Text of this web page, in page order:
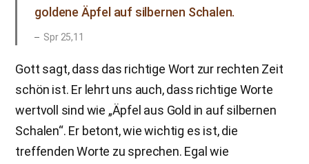
goldene Äpfel auf silbernen Schalen.
Spr 25,11
Gott sagt, dass das richtige Wort zur rechten Zeit
schön ist. Er lehrt uns auch, dass richtige Worte
wertvoll sind wie „Äpfel aus Gold in auf silbernen
Schalen“. Er betont, wie wichtig es ist, die
treffenden Worte zu sprechen. Egal wie